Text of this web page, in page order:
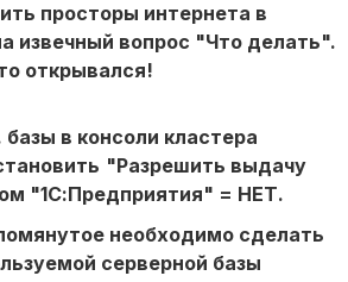
просторы интернета в
извечный вопрос "Что делать".
открывался!
в консоли кластера
"Разрешить выдачу
"1С:Предприятия" = НЕТ.
необходимо сделать
серверной базы